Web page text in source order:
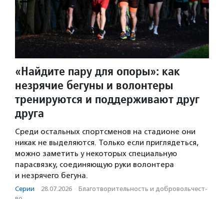
«Найдите пару для опоры»: как
незрячие бегуны и волонтеры
тренируются и поддерживают друг
друга
Среди остальных спортсменов на стадионе они
никак не выделяются. Только если приглядеться,
можно заметить у некоторых специальную
парасвязку, соединяющую руки волонтера
и незрячего бегуна.
Серии · 28.07.2026 · Благотвори­тель­ность и доброволь­чест­